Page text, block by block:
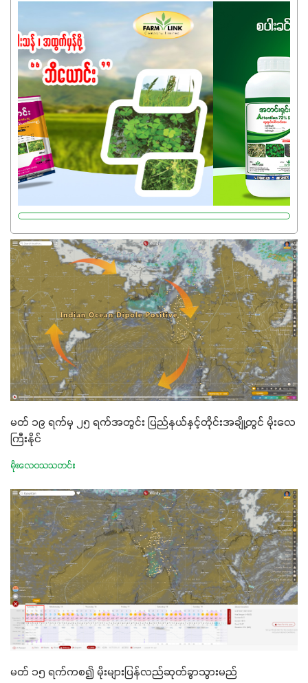
အထွက်နှုန်းကို ထိန်းထားနိုင်မှ ဦးကြီးတို့ အဆင်ပြေမှာနော် ✔️ဒါ
ကြောင့် ကိုယ်သုံးသမျှ ကိုယ့်အတွက်အကျိုးရစေမယ့်
အရည်အသွေးစိတ်ချရတဲ့ သွင်းအားစုပစ္စည်းတွေကိုပဲ ရွေးချယ်
သုံးသင့်ပါတယ်။
မတ် ၁၉ ရက်မှ ၂၅ ရက်အတွင်း ပြည်နယ်နှင့်တိုင်းအချို့တွင် မိုးလေ
ကြီးနိုင်
မိုးလေဝသသတင်း
မတ် ၁၅ ရက်ကစ၍ မိုးများပြန်လည်ဆုတ်ခွာသွားမည်